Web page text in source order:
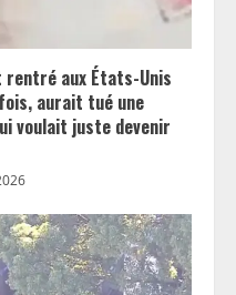
rentré aux États-Unis
aurait tué une
voulait juste devenir